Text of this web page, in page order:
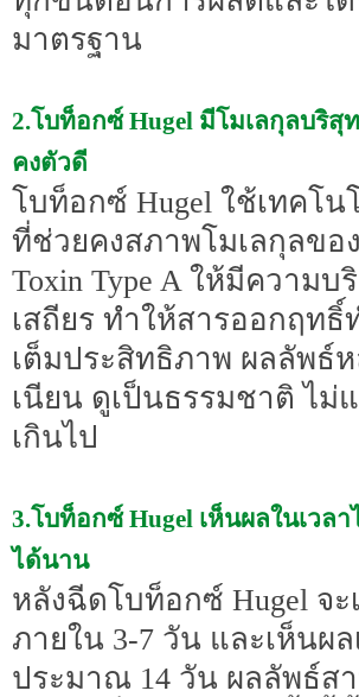
มาตรฐาน
2.โบท็อกซ์ Hugel มีโมเลกุลบริสุ
คงตัวดี
โบท็อกซ์ Hugel ใช้เทคโน
ที่ช่วยคงสภาพโมเลกุลของ
Toxin Type A ให้มีความบ
เสถียร ทำให้สารออกฤทธิ์
เต็มประสิทธิภาพ ผลลัพธ์
เนียน ดูเป็นธรรมชาติ ไม่
เกินไป
3.โบท็อกซ์ Hugel เห็นผลในเวล
ได้นาน
หลังฉีดโบท็อกซ์ Hugel จะ
ภายใน 3-7 วัน และเห็นผ
ประมาณ 14 วัน ผลลัพธ์ส